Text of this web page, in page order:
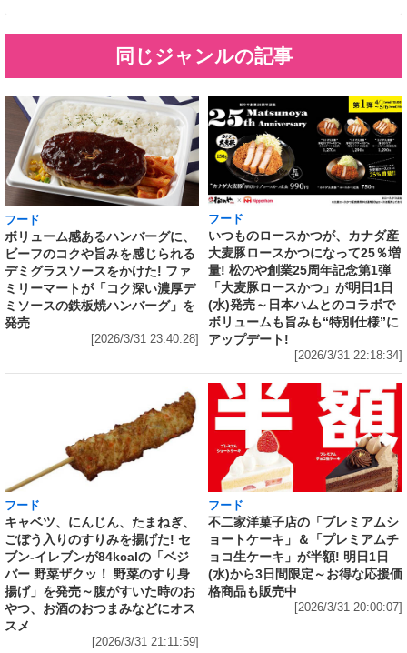
同じジャンルの記事
フード
ボリューム感あるハンバーグに、
ビーフのコクや旨みを感じられる
デミグラスソースをかけた! ファ
ミリーマートが「コク深い濃厚デ
ミソースの鉄板焼ハンバーグ」を
発売
[2026/3/31 23:40:28]
フード
いつものロースかつが、カナダ産
大麦豚ロースかつになって25％増
量! 松のや創業25周年記念第1弾
「大麦豚ロースかつ」が明日1日
(水)発売～日本ハムとのコラボで
ボリュームも旨みも“特別仕様”に
アップデート!
[2026/3/31 22:18:34]
フード
キャベツ、にんじん、たまねぎ、
ごぼう入りのすりみを揚げた! セ
ブン‐イレブンが84kcalの「ベジ
バー 野菜ザクッ！ 野菜のすり身
揚げ」を発売～腹がすいた時のお
やつ、お酒のおつまみなどにオス
スメ
[2026/3/31 21:11:59]
フード
不二家洋菓子店の「プレミアムシ
ョートケーキ」＆「プレミアムチ
ョコ生ケーキ」が半額! 明日1日
(水)から3日間限定～お得な応援価
格商品も販売中
[2026/3/31 20:00:07]